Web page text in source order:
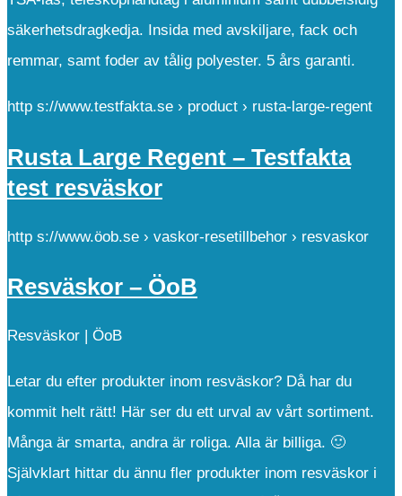
säkerhetsdragkedja. Insida med avskiljare, fack och
remmar, samt foder av tålig polyester. 5 års garanti.
http s://www.testfakta.se › product › rusta-large-regent
Rusta Large Regent – Testfakta
test resväskor
http s://www.öob.se › vaskor-resetillbehor › resvaskor
Resväskor – ÖoB
Resväskor | ÖoB
Letar du efter produkter inom resväskor? Då har du
kommit helt rätt! Här ser du ett urval av vårt sortiment.
Många är smarta, andra är roliga. Alla är billiga. 🙂
Självklart hittar du ännu fler produkter inom resväskor i